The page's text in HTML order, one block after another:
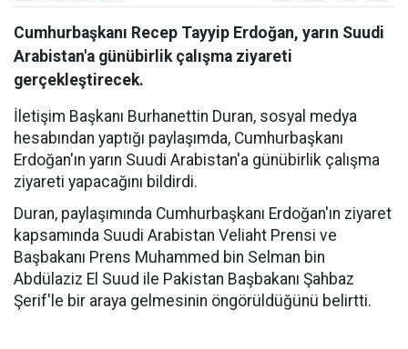
Cumhurbaşkanı Recep Tayyip Erdoğan, yarın Suudi
Arabistan'a günübirlik çalışma ziyareti
gerçekleştirecek.
İletişim Başkanı Burhanettin Duran, sosyal medya
hesabından yaptığı paylaşımda, Cumhurbaşkanı
Erdoğan'ın yarın Suudi Arabistan'a günübirlik çalışma
ziyareti yapacağını bildirdi.
Duran, paylaşımında Cumhurbaşkanı Erdoğan'ın ziyaret
kapsamında Suudi Arabistan Veliaht Prensi ve
Başbakanı Prens Muhammed bin Selman bin
Abdülaziz El Suud ile Pakistan Başbakanı Şahbaz
Şerif'le bir araya gelmesinin öngörüldüğünü belirtti.